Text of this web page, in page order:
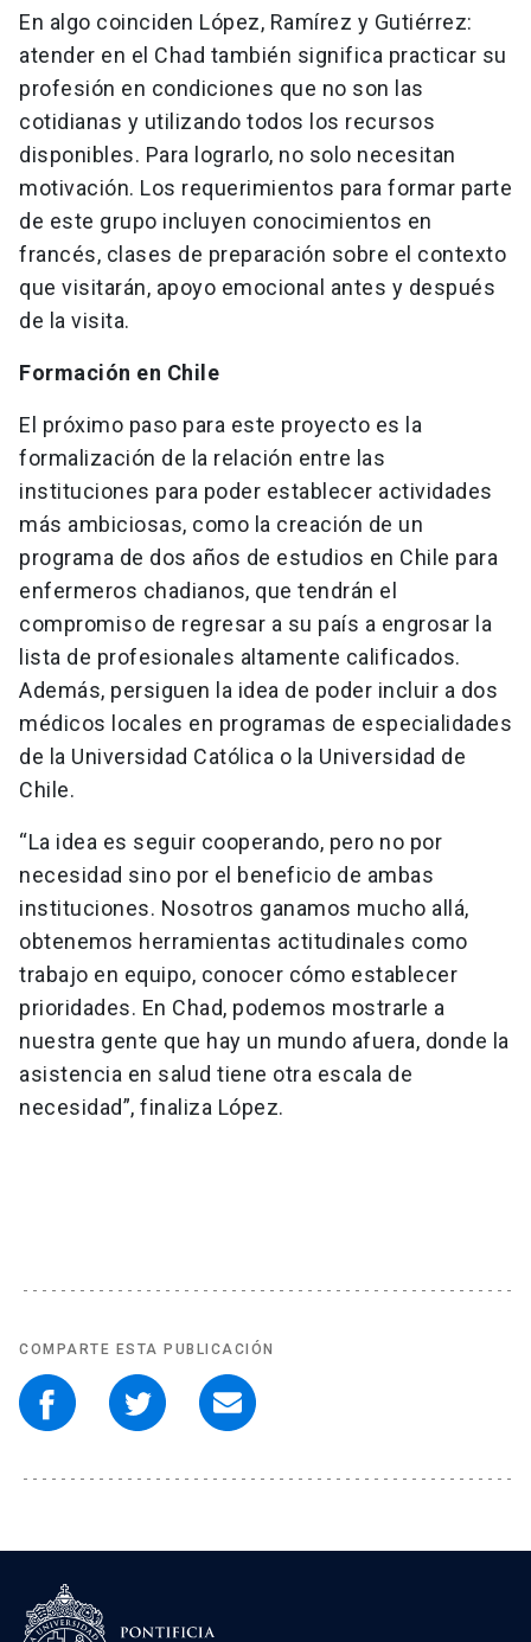
En algo coinciden López, Ramírez y Gutiérrez:
atender en el Chad también significa practicar su
profesión en condiciones que no son las
cotidianas y utilizando todos los recursos
disponibles. Para lograrlo, no solo necesitan
motivación. Los requerimientos para formar parte
de este grupo incluyen conocimientos en
francés, clases de preparación sobre el contexto
que visitarán, apoyo emocional antes y después
de la visita.
Formación en Chile
El próximo paso para este proyecto es la
formalización de la relación entre las
instituciones para poder establecer actividades
más ambiciosas, como la creación de un
programa de dos años de estudios en Chile para
enfermeros chadianos, que tendrán el
compromiso de regresar a su país a engrosar la
lista de profesionales altamente calificados.
Además, persiguen la idea de poder incluir a dos
médicos locales en programas de especialidades
de la Universidad Católica o la Universidad de
Chile.
“La idea es seguir cooperando, pero no por
necesidad sino por el beneficio de ambas
instituciones. Nosotros ganamos mucho allá,
obtenemos herramientas actitudinales como
trabajo en equipo, conocer cómo establecer
prioridades. En Chad, podemos mostrarle a
nuestra gente que hay un mundo afuera, donde la
asistencia en salud tiene otra escala de
necesidad”, finaliza López.
COMPARTE ESTA PUBLICACIÓN